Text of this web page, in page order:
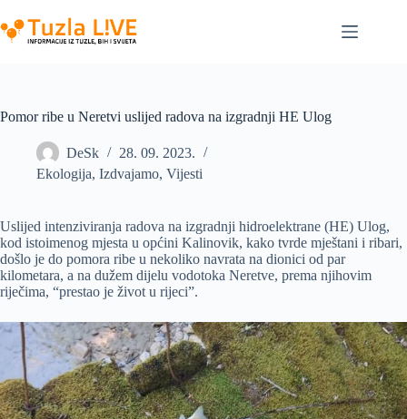
to
content
Pomor ribe u Neretvi uslijed radova na izgradnji HE Ulog
DeSk
28. 09. 2023.
Ekologija, Izdvajamo, Vijesti
Uslijed intenziviranja radova na izgradnji hidroelektrane (HE) Ulog,
kod istoimenog mjesta u općini Kalinovik, kako tvrde mještani i ribari,
došlo je do pomora ribe u nekoliko navrata na dionici od par
kilometara, a na dužem dijelu vodotoka Neretve, prema njihovim
riječima, “prestao je život u rijeci”.